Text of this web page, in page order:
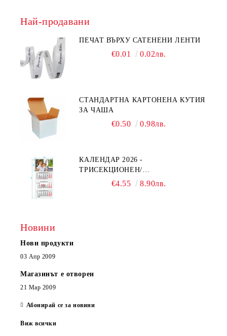
Най-продавани
ПЕЧАТ ВЪРХУ САТЕНЕНИ ЛЕНТИ
€0.01 0.02лв.
СТАНДАРТНА КАРТОНЕНА КУТИЯ
ЗА ЧАША
€0.50 0.98лв.
КАЛЕНДАР 2026 -
ТРИСЕКЦИОНЕН/
ЕДНОСЕКЦИОНЕН
€4.55 8.90лв.
Новини
Нови продукти
03 Апр 2009
Магазинът е отворен
21 Мар 2009
Абонирай се за новини
Виж всички